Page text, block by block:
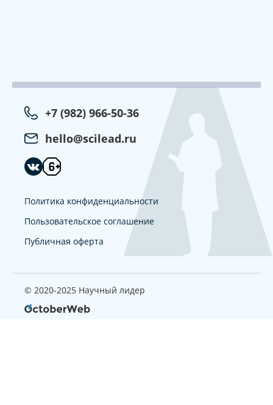
+7 (982) 966-50-36
hello@scilead.ru
Политика конфиденциальности
Пользовательское соглашение
Публичная оферта
© 2020-2025 Научный лидер